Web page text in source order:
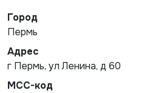
Город
Пермь
Адрес
г Пермь, ул Ленина, д 60
MCC-код